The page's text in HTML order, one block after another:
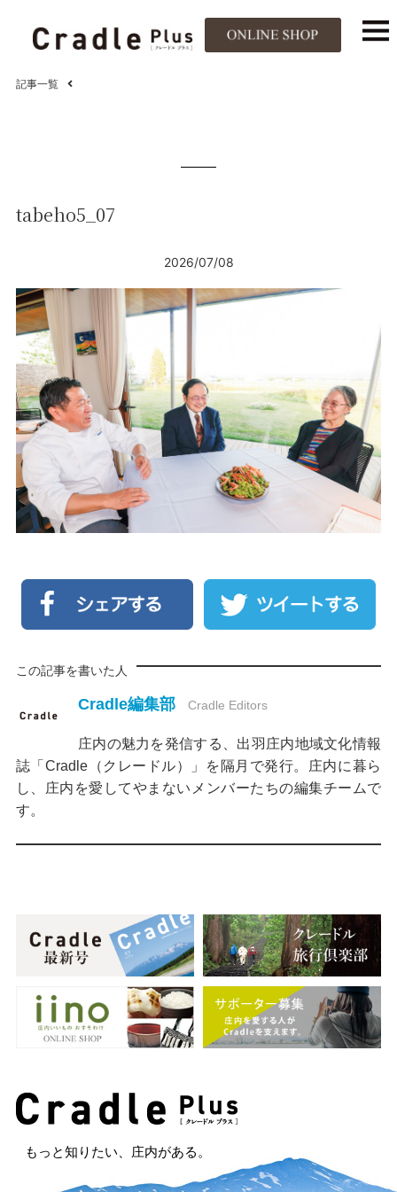
記事一覧
tabeho5_07
2026/07/08
この記事を書いた人
Cradle編集部 Cradle Editors
庄内の魅力を発信する、出羽庄内地域文化情報
誌「Cradle（クレードル）」を隔月で発行。庄内に暮ら
し、庄内を愛してやまないメンバーたちの編集チームで
す。
もっと知りたい、庄内がある。